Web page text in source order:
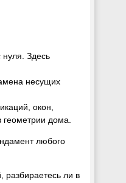
нуля. Здесь
несущих
окон,
геометрии дома.
любого
разбираетесь ли в